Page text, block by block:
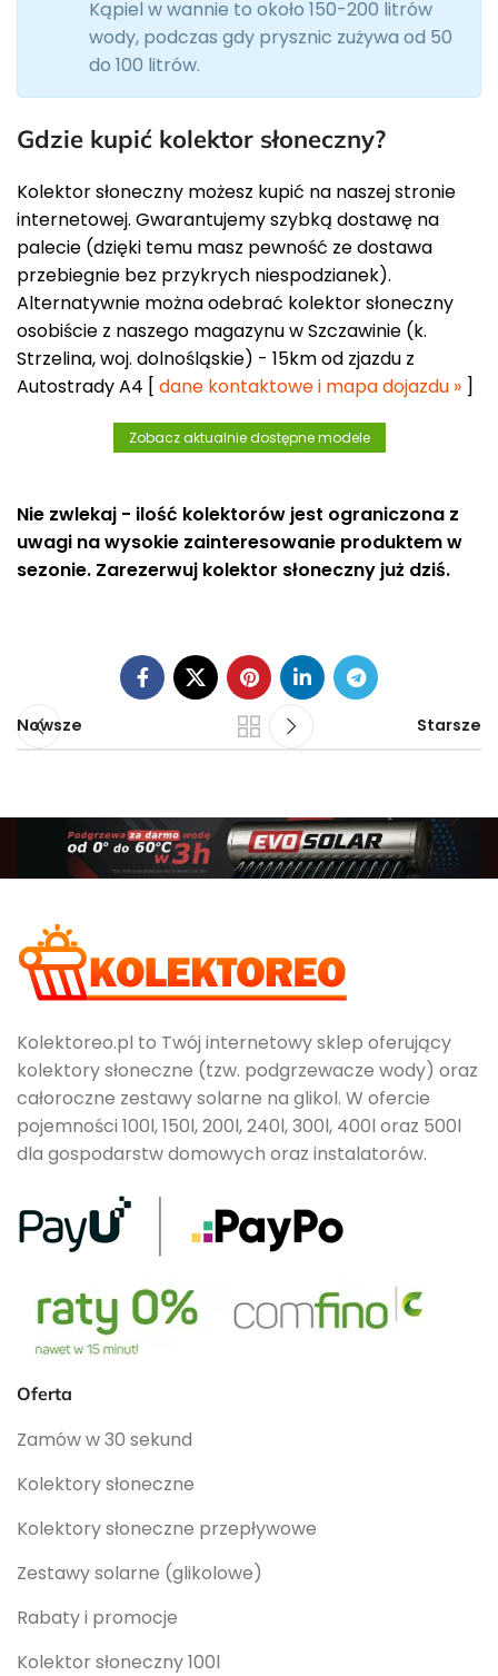
Kąpiel w wannie to około 150-200 litrów
wody, podczas gdy prysznic zużywa od 50
do 100 litrów.
Gdzie kupić kolektor słoneczny?
Kolektor słoneczny możesz kupić na naszej stronie
internetowej. Gwarantujemy szybką dostawę na
palecie (dzięki temu masz pewność ze dostawa
przebiegnie bez przykrych niespodzianek).
Alternatywnie można odebrać kolektor słoneczny
osobiście z naszego magazynu w Szczawinie (k.
Strzelina, woj. dolnośląskie) - 15km od zjazdu z
Autostrady A4 [ dane kontaktowe i mapa dojazdu » ]
Zobacz aktualnie dostępne modele
Nie zwlekaj - ilość kolektorów jest ograniczona z
uwagi na wysokie zainteresowanie produktem w
sezonie. Zarezerwuj kolektor słoneczny już dziś.
Nowsze Starsze
Kolektoreo.pl to Twój internetowy sklep oferujący
kolektory słoneczne (tzw. podgrzewacze wody) oraz
całoroczne zestawy solarne na glikol. W ofercie
pojemności 100l, 150l, 200l, 240l, 300l, 400l oraz 500l
dla gospodarstw domowych oraz instalatorów.
Oferta
Zamów w 30 sekund
Kolektory słoneczne
Kolektory słoneczne przepływowe
Zestawy solarne (glikolowe)
Rabaty i promocje
Kolektor słoneczny 100l